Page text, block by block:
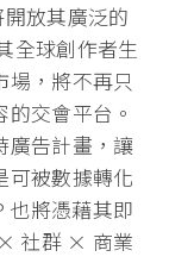
放其廣泛的
全球創作者生
場，將不再只
交會平台。
廣告計畫，讓
可被數據轉化
也將憑藉其即
社群 × 商業